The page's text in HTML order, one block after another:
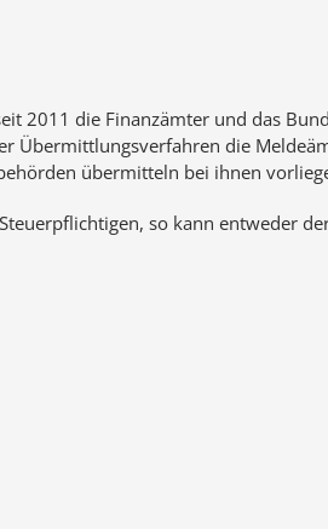
2011 die Finanzämter und das
Übermittlungsverfahren die
übermitteln bei ihnen
so kann entweder